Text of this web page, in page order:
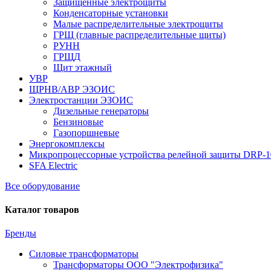
Конденсаторные установки
Малые распределительные электрощиты
ГРЩ (главные распределительные щиты)
РУНН
ГРЩД
Щит этажный
УВР
ЩРНВ/АВР ЭЗОИС
Электростанции ЭЗОИС
Дизельные генераторы
Бензиновые
Газопоршневые
Энергокомплексы
Микропроцессорные устройства релейной защиты DRP-
SFA Electric
Все оборудование
Каталог товаров
Бренды
Силовые трансформаторы
Трансформаторы ООО "Электрофизика"